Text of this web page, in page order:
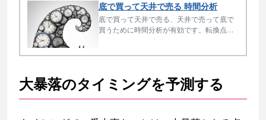
底で買って天井で売る 時間分析
底で買って天井で売る、天井で売って底で
買うために時間分析が有効です。転換点で
大暴落のタイミングを予測する